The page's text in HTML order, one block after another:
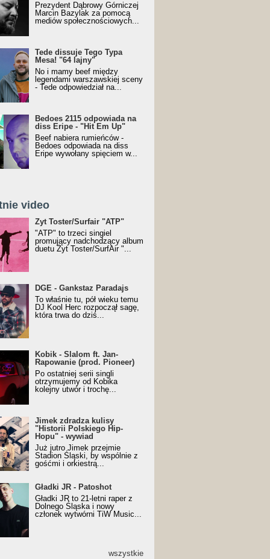
Prezydent Dąbrowy Górniczej
Marcin Bazylak za pomocą
mediów społecznościowych...
Tede dissuje Tego Typa
Mesa! "64 lajny"
No i mamy beef między
legendami warszawskiej sceny
- Tede odpowiedział na...
Bedoes 2115 odpowiada na
diss Eripe - "Hit Em Up"
Beef nabiera rumieńców -
Bedoes odpowiada na diss
Eripe wywołany spięciem w...
video
SurfAir - ATP VIDEO
Żyt Toster/Surfair "ATP"
"ATP" to trzeci singiel
promujący nadchodzący album
duetu Żyt Toster/SurfAir "...
z nagrodą za
Trueschoolowy
Roku (Popkillery 2023)
DGE - Gankstaz Paradajs
To właśnie tu, pół wieku temu
DJ Kool Herc rozpoczął sagę,
która trwa do dziś...
- Slalom ft. Jan-
(prod. Pioneer)
Music Visualiser]
Kobik - Slalom ft. Jan-
Rapowanie (prod. Pioneer)
Po ostatniej serii singli
otrzymujemy od Kobika
kolejny utwór i trochę...
zdradza kulisy "Historii
Hip-Hopu" - wywiad
Jimek zdradza kulisy
"Historii Polskiego Hip-
Hopu" - wywiad
Już jutro Jimek przejmie
Stadion Śląski, by wspólnie z
gośćmi i orkiestrą...
JR - Patoshot
Gładki JR - Patoshot
Gładki JR to 21-letni raper z
Dolnego Śląska i nowy
członek wytwórni TiW Music...
wszystkie